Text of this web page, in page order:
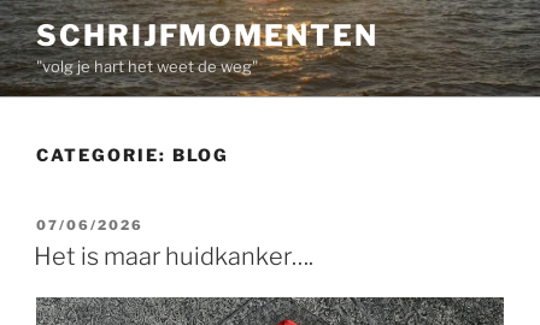
Ga
naar
de
inhoud
SCHRIJFMOMENTEN
"volg je hart het weet de weg"
CATEGORIE: BLOG
GEPLAATST
OP
07/06/2026
Het is maar huidkanker….